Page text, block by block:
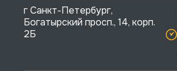
г Санкт-Петербург,
Богатырский просп., 14, корп.
2Б